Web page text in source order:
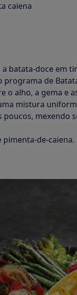
caiena
batata-doce em
programa de
o alho, a gema e
mistura
poucos, mexendo
pimenta-de-caiena.